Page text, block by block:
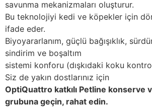
savunma mekanizmaları oluşturur.
Bu teknolojiyi kedi ve köpekler için
ifade eder.
Biyoyararlanım, güçlü bağışıklık,
sindirim ve boşaltım
sistemi konforu (dışkıdaki koku
Siz de yakın dostlarınız için
OptiQuattro katkılı Petline konserve
grubuna geçin, rahat edin.